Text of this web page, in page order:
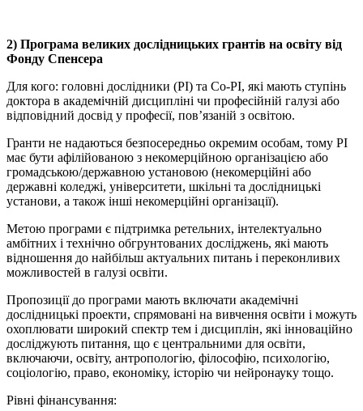
2) Програма великих дослідницьких грантів на освіту від
Фонду Спенсера
Для кого: головні дослідники (PI) та Co-PI, які мають ступінь
доктора в академічній дисципліні чи професійній галузі або
відповідний досвід у професії, пов’язаній з освітою.
Гранти не надаються безпосередньо окремим особам, тому PI
має бути афілійованою з некомерційною організацією або
громадською/державною установою (некомерційні або
державні коледжі, університети, шкільні та дослідницькі
установи, а також інші некомерційні організації).
Метою програми є підтримка ретельних, інтелектуально
амбітних і технічно обгрунтованих досліджень, які мають
відношення до найбільш актуальних питань і переконливих
можливостей в галузі освіти.
Пропозиції до програми мають включати академічні
дослідницькі проекти, спрямовані на вивчення освіти і можуть
охоплювати широкий спектр тем і дисциплін, які інноваційно
досліджують питання, що є центральними для освіти,
включаючи, освіту, антропологію, філософію, психологію,
соціологію, право, економіку, історію чи нейронауку тощо.
Рівні фінансування: